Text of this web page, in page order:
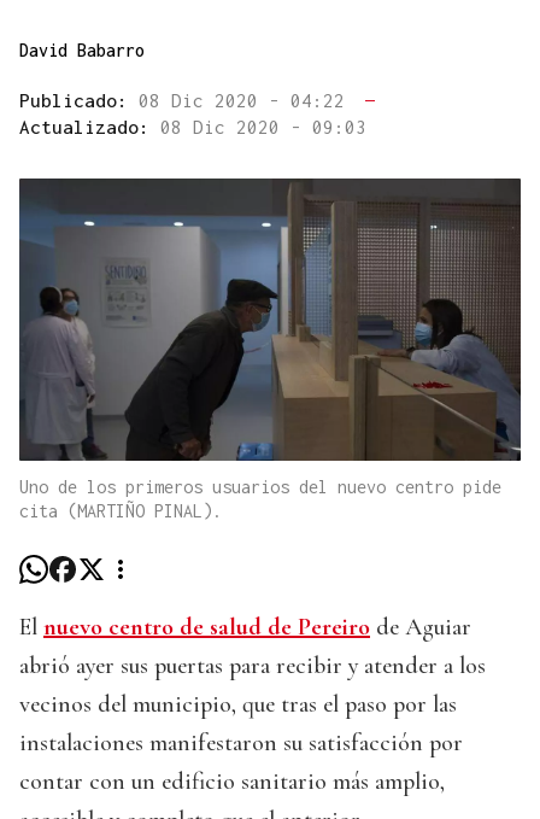
David Babarro
Publicado: 08 Dic 2020 - 04:22
—
Actualizado: 08 Dic 2020 - 09:03
Uno de los primeros usuarios del nuevo centro pide
cita (MARTIÑO PINAL).
El nuevo centro de salud de Pereiro de Aguiar
abrió ayer sus puertas para recibir y atender a los
vecinos del municipio, que tras el paso por las
instalaciones manifestaron su satisfacción por
contar con un edificio sanitario más amplio,